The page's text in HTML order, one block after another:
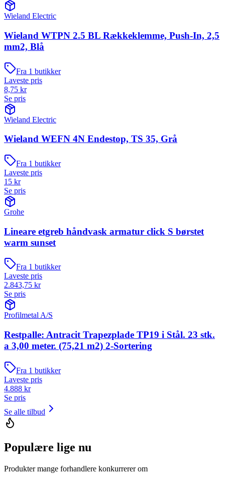
Wieland Electric
Wieland WTPN 2.5 BL Rækkeklemme, Push-In, 2,5
mm2, Blå
Fra 1 butikker
Laveste pris
8,75 kr
Se pris
Wieland Electric
Wieland WEFN 4N Endestop, TS 35, Grå
Fra 1 butikker
Laveste pris
15 kr
Se pris
Grohe
Lineare etgreb håndvask armatur click S børstet
warm sunset
Fra 1 butikker
Laveste pris
2.843,75 kr
Se pris
Profilmetal A/S
Restpalle: Antracit Trapezplade TP19 i Stål. 23 stk.
a 3,00 meter. (75,21 m2) 2-Sortering
Fra 1 butikker
Laveste pris
4.888 kr
Se pris
Se alle tilbud
Populære lige nu
Produkter mange forhandlere konkurrerer om